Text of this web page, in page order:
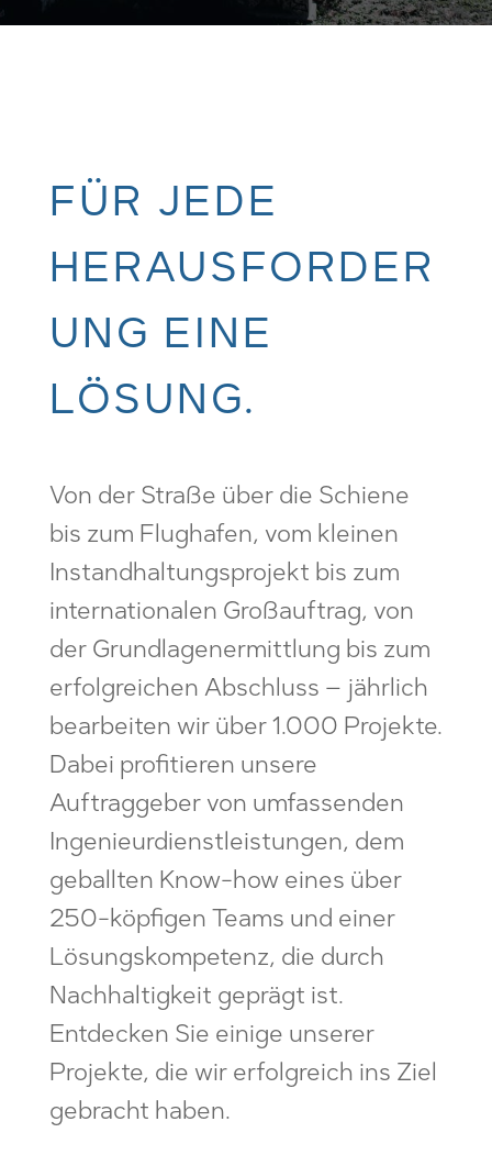
FÜR JEDE
HERAUSFORDER
UNG EINE
LÖSUNG.
Von der Straße über die Schiene
bis zum Flughafen, vom kleinen
Instandhaltungsprojekt bis zum
internationalen Großauftrag, von
der Grundlagenermittlung bis zum
erfolgreichen Abschluss – jährlich
bearbeiten wir über 1.000 Projekte.
Dabei profitieren unsere
Auftraggeber von umfassenden
Ingenieurdienstleistungen, dem
geballten Know-how eines über
250-köpfigen Teams und einer
Lösungskompetenz, die durch
Nachhaltigkeit geprägt ist.
Entdecken Sie einige unserer
Projekte, die wir erfolgreich ins Ziel
gebracht haben.